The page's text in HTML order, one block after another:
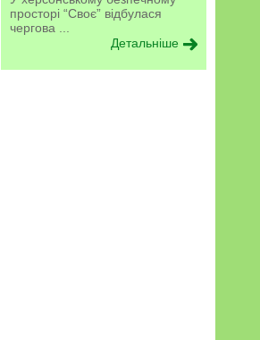
просторі “Своє” відбулася
чергова ...
Детальніше